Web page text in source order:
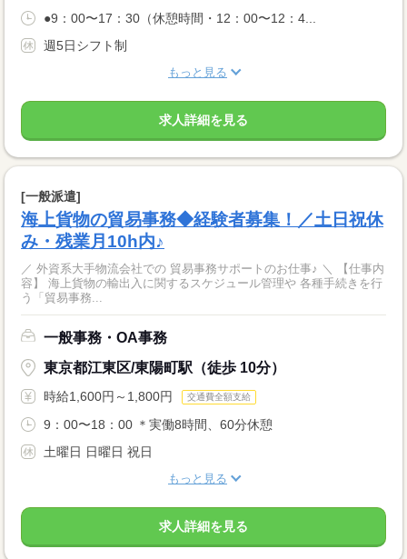
●9：00〜17：30（休憩時間・12：00〜12：4...
週5日シフト制
もっと見る
求人詳細を見る
[一般派遣]
海上貨物の貿易事務◆経験者募集！／土日祝休
み・残業月10h内♪
／ 外資系大手物流会社での 貿易事務サポートのお仕事♪ ＼ 【仕事内
容】 海上貨物の輸出入に関するスケジュール管理や 各種手続きを行
う「貿易事務...
一般事務・OA事務
東京都江東区/東陽町駅（徒歩 10分）
時給1,600円～1,800円 交通費全額支給
9：00〜18：00 ＊実働8時間、60分休憩
土曜日 日曜日 祝日
もっと見る
求人詳細を見る